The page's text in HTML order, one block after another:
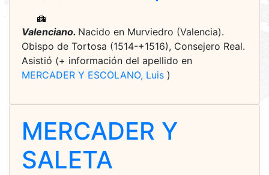
Valenciano. Nacido en Murviedro (Valencia).
Obispo de Tortosa (1514-+1516), Consejero Real.
Asistió (+ información del apellido en
MERCADER Y ESCOLANO, Luis )
MERCADER Y
SALETA